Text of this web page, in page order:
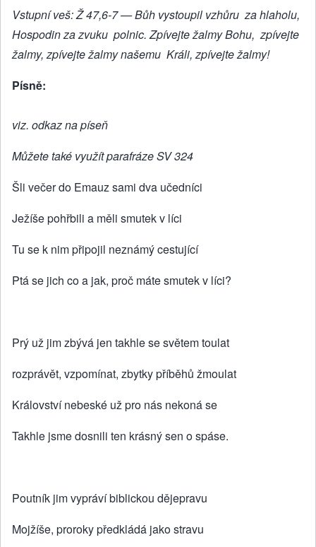
Vstupní veš: Ž 47,6-7 — Bůh vystoupil vzhůru za hlaholu,
Hospodin za zvuku pol­nic. Zpívejte žalmy Bohu, zpívejte
žalmy, zpívejte žalmy našemu Králi, zpívejte žalmy!
Písně:
viz. odkaz na píseň
Můžete také využít parafráze SV 324
Šli večer do Emauz sami dva učedníci
Ježíše pohřbili a měli smutek v líci
Tu se k nim připojil neznámý cestující
Ptá se jich co a jak, proč máte smutek v líci?
Prý už jim zbývá jen takhle se světem toulat
rozprávět, vzpomínat, zbytky příběhů žmoulat
Království nebeské už pro nás nekoná se
Takhle jsme dosnili ten krásný sen o spáse.
Poutník jim vypráví biblickou dějepravu
Mojžíše, proroky předkládá jako stravu